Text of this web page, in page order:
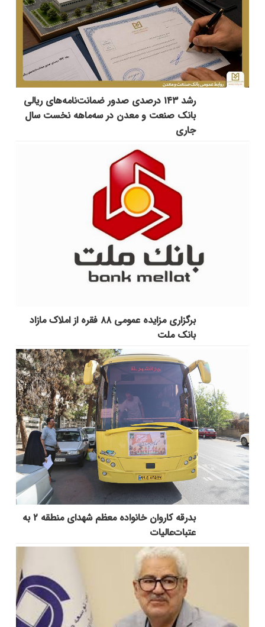
رشد ۱۴۳ درصدی صدور ضمانت‌نامه‌های ریالی
بانک صنعت و معدن در سه‌ماهه نخست سال
جاری
برگزاری مزایده عمومی ۸۸ فقره از املاک مازاد
بانک ملت
بدرقه کاروان خانواده معظم شهدای منطقه ۲ به
عتبات‌عالیات